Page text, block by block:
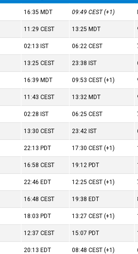
16:35 MDT 09:49CEST(+1)
11:29CEST 13:25 MDT
02:13 IST 06:22CEST
13:25CEST 23:38 IST
16:39 MDT 09:53CEST (+1)
11:43CEST 13:32 MDT
02:28 IST 06:25CEST
13:30CEST 23:42 IST
22:13 PDT 17:30CEST (+1)
16:58CEST 19:12 PDT
22:46 EDT 12:25CEST (+1)
16:48CEST 19:38 EDT
18:03 PDT 13:27CEST (+1)
12:37CEST 15:07 PDT
20:13 EDT 08:48CEST (+1)